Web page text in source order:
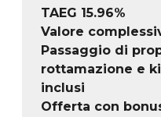
TAEG 15.96%
Valore
Passaggio di
rottamazione e
inclusi
Offerta con